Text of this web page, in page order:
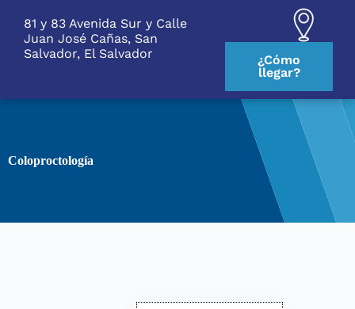
c
e
81 y 83 Avenida Sur y Calle
Juan José Cañas, San
Salvador, El Salvador
¿Cómo
llegar?
Coloproctología